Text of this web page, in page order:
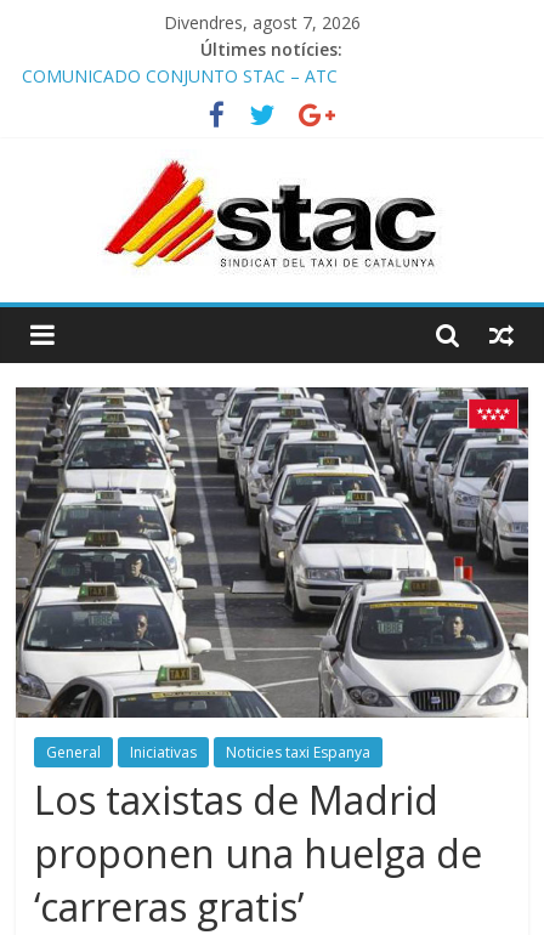
Divendres, agost 7, 2026
Últimes notícies:
COMUNICADO CONJUNTO STAC – ATC
Comunicado STAC/ ATC de la reunión con los Mossos d
‘Esquadra del aeropuerto de Barcelona.
Programa de Radio TAXI LIBRE 29.07.2026 en COOLTURA FM.
STAC/ATC SOLICITAN TAULA TÈCNICA PARA MEJORAR LA
OPERATIVA DE ENTRADA EN EL PUERTO DE BARCELONA.
Programa de Radio TAXI LIBRE 22.07.2026 en COOLTURA FM.
General Iniciativas Noticies taxi Espanya
Los taxistas de Madrid
proponen una huelga de
‘carreras gratis’